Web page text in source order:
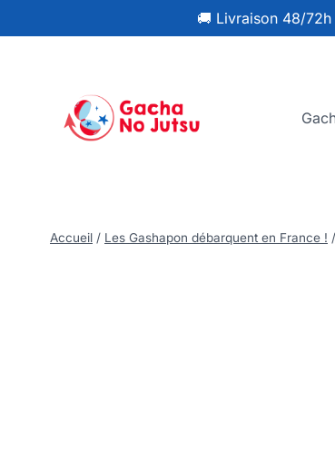
🚚 Livraison 48/72h
Accueil / Les Gashapon débarquent en France ! /